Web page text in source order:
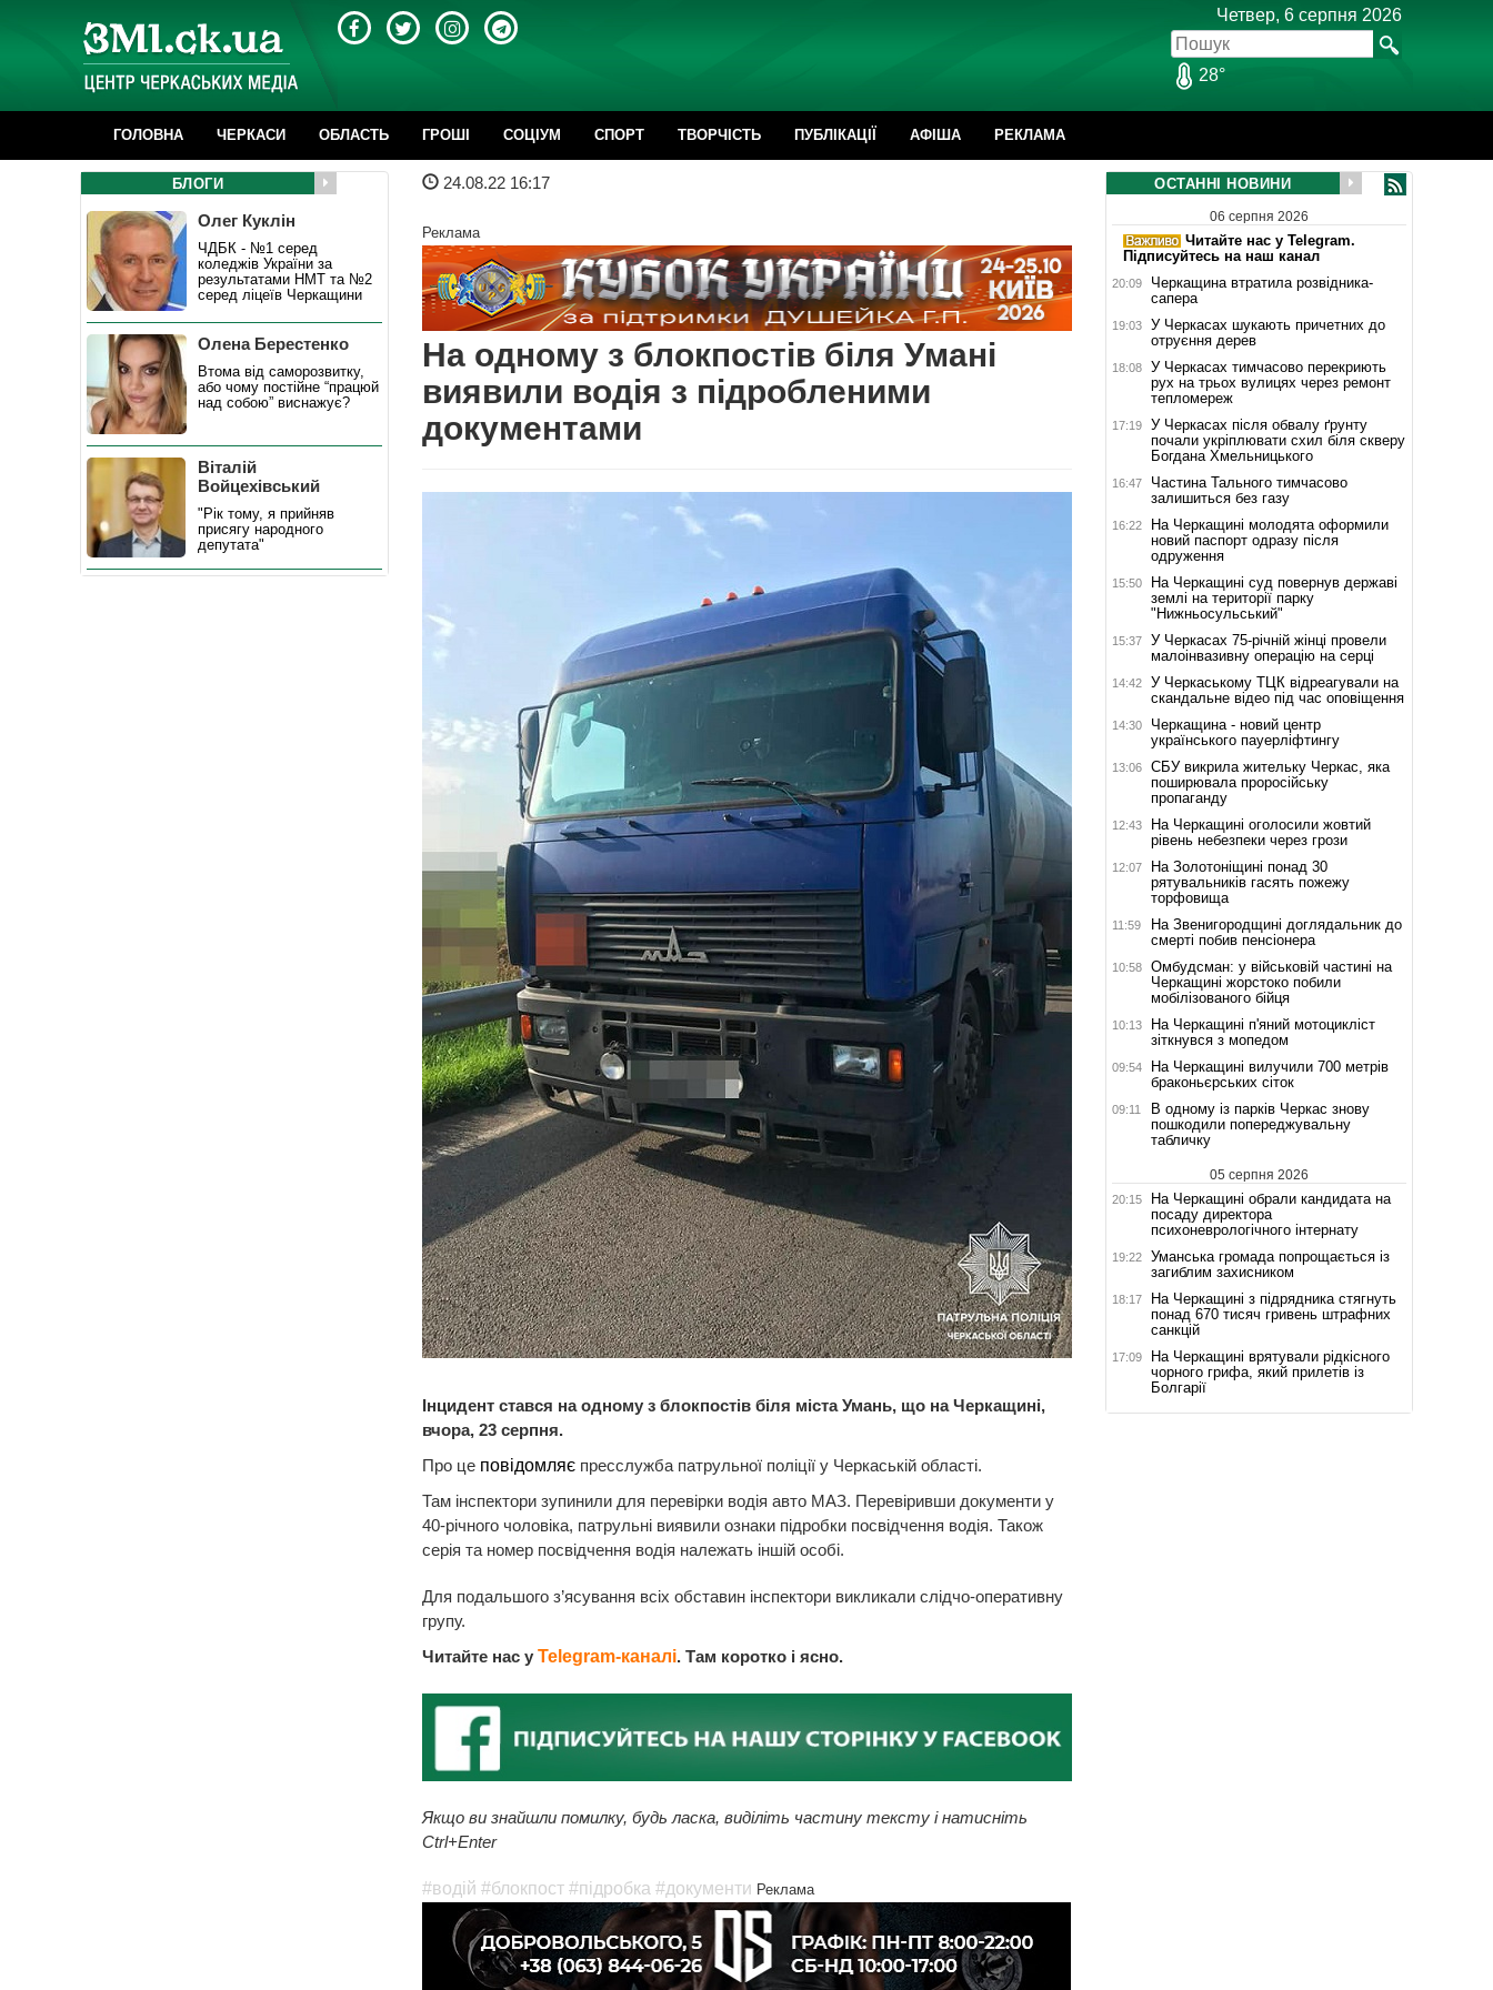
Четвер, 6 серпня 2026
28°
ГОЛОВНА ЧЕРКАСИ ОБЛАСТЬ ГРОШІ CОЦІУМ СПОРТ ТВОРЧІСТЬ ПУБЛІКАЦІЇ АФІША РЕКЛАМА
24.08.22 16:17
Реклама
На одному з блокпостів біля Умані
виявили водія з підробленими
документами
Інцидент стався на одному з блокпостів біля міста Умань, що на Черкащині,
вчора, 23 серпня.
Про це повідомляє пресслужба патрульної поліції у Черкаській області.
Там інспектори зупинили для перевірки водія авто МАЗ. Перевіривши документи у
40-річного чоловіка, патрульні виявили ознаки підробки посвідчення водія. Також
серія та номер посвідчення водія належать іншій особі.
Для подальшого з’ясування всіх обставин інспектори викликали слідчо-оперативну
групу.
Читайте нас у Telegram-каналі. Там коротко і ясно.
Якщо ви знайшли помилку, будь ласка, виділіть частину тексту і натисніть
Ctrl+Enter
#водій #блокпост #підробка #документи Реклама
БЛОГИ
Олег Куклін
ЧДБК - №1 серед
коледжів України за
результатами НМТ та №2
серед ліцеїв Черкащини
Олена Берестенко
Втома від саморозвитку,
або чому постійне “працюй
над собою” виснажує?
Віталій
Войцехівський
"Рік тому, я прийняв
присягу народного
депутата"
ОСТАННІ НОВИНИ
06 серпня 2026
Читайте нас у Telegram.
Підписуйтесь на наш канал
20:09
Черкащина втратила розвідника-
сапера
19:03
У Черкасах шукають причетних до
отруєння дерев
18:08
У Черкасах тимчасово перекриють
рух на трьох вулицях через ремонт
тепломереж
17:19
У Черкасах після обвалу ґрунту
почали укріплювати схил біля скверу
Богдана Хмельницького
16:47
Частина Тального тимчасово
залишиться без газу
16:22
На Черкащині молодята оформили
новий паспорт одразу після
одруження
15:50
На Черкащині суд повернув державі
землі на території парку
"Нижньосульський"
15:37
У Черкасах 75-річній жінці провели
малоінвазивну операцію на серці
14:42
У Черкаському ТЦК відреагували на
скандальне відео під час оповіщення
14:30
Черкащина - новий центр
українського пауерліфтингу
13:06
СБУ викрила жительку Черкас, яка
поширювала проросійську
пропаганду
12:43
На Черкащині оголосили жовтий
рівень небезпеки через грози
12:07
На Золотоніщині понад 30
рятувальників гасять пожежу
торфовища
11:59
На Звенигородщині доглядальник до
смерті побив пенсіонера
10:58
Омбудсман: у військовій частині на
Черкащині жорстоко побили
мобілізованого бійця
10:13
На Черкащині п'яний мотоцикліст
зіткнувся з мопедом
09:54
На Черкащині вилучили 700 метрів
браконьєрських сіток
09:11
В одному із парків Черкас знову
пошкодили попереджувальну
табличку
05 серпня 2026
20:15
На Черкащині обрали кандидата на
посаду директора
психоневрологічного інтернату
19:22
Уманська громада попрощається із
загиблим захисником
18:17
На Черкащині з підрядника стягнуть
понад 670 тисяч гривень штрафних
санкцій
17:09
На Черкащині врятували рідкісного
чорного грифа, який прилетів із
Болгарії